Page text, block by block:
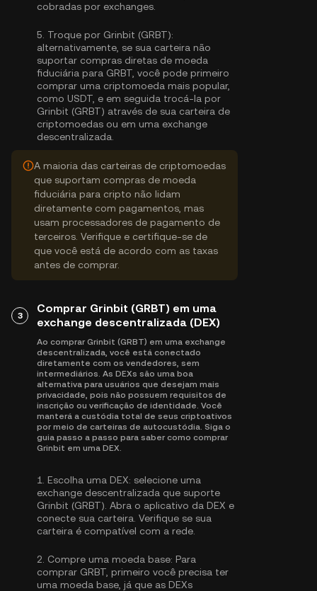
cobradas por exchanges.
5. Troque por Grinbit (GRBT):
alternativamente, se sua carteira não
suportar compras diretas de moeda
fiduciária para GRBT, você pode primeiro
comprar uma criptomoeda mais popular,
como USDT, e em seguida trocá-la por
Grinbit (GRBT) através de sua carteira de
criptomoedas ou em uma exchange
descentralizada.
A maioria das carteiras de criptomoedas
que suportam compras de moeda
fiduciária para cripto não lidam
diretamente com pagamentos, mas
usam processadores de pagamento de
terceiros. Verifique e certifique-se de
que você está de acordo com as taxas
antes de comprar.
3
Comprar Grinbit (GRBT) em uma
exchange descentralizada (DEX)
Ao comprar Grinbit (GRBT) em uma exchange
descentralizada, você está conectado
diretamente com os vendedores, sem
intermediários. As DEXs são uma boa
alternativa para usuários que desejam mais
privacidade, pois não possuem requisitos de
inscrição ou verificação de identidade. Você
manterá a custódia total de seus criptoativos
por meio de carteiras de autocustódia. Siga o
guia passo a passo para saber como comprar
Grinbit em uma DEX.
1. Escolha uma DEX: selecione uma
exchange descentralizada que suporte
Grinbit (GRBT). Abra o aplicativo da DEX e
conecte sua carteira. Verifique se sua
carteira é compatível com a rede.
2. Compre uma moeda base: Para
comprar GRBT, primeiro você precisa ter
uma moeda base, já que as DEXs